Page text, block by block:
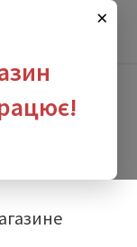
×
Kludi - Kludi Ambienta